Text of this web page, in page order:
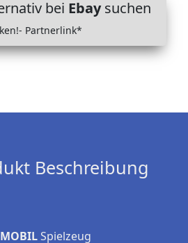
bei Ebaysuchen
Partnerlink*
Beschreibung
Spielzeug